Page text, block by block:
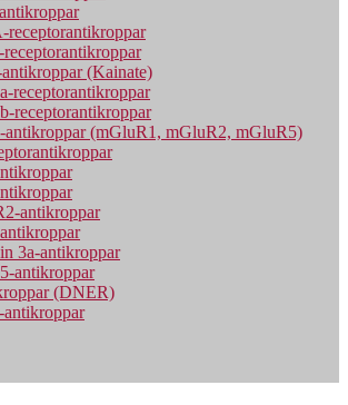
(Kainate)
receptorantikroppar
receptorantikroppar
antikroppar (mGluR1, mGluR2, mGluR5)
antikroppar
3a-antikroppar
antikroppar
(DNER)